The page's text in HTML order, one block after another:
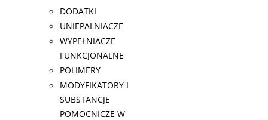
DODATKI
UNIEPALNIACZE
WYPEŁNIACZE
FUNKCJONALNE
POLIMERY
MODYFIKATORY I
SUBSTANCJE
POMOCNICZE W